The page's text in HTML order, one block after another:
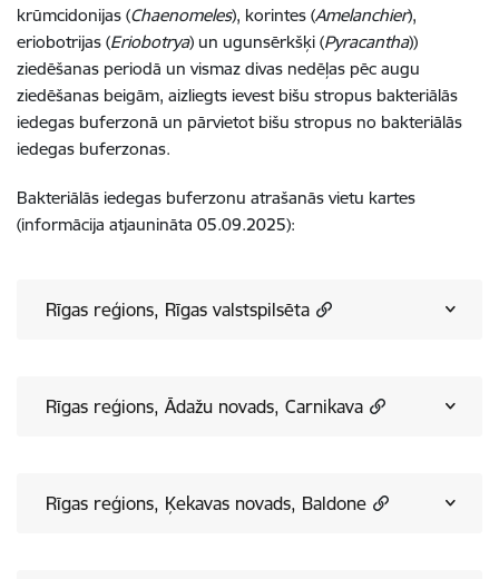
krūmcidonijas (Chaenomeles), korintes (Amelanchier),
eriobotrijas (Eriobotrya) un ugunsērkšķi (Pyracantha))
ziedēšanas periodā un vismaz divas nedēļas pēc augu
ziedēšanas beigām, aizliegts ievest bišu stropus bakteriālās
iedegas buferzonā un pārvietot bišu stropus no bakteriālās
iedegas buferzonas.
Bakteriālās iedegas buferzonu atrašanās vietu kartes
(informācija atjaunināta 05.09.2025):
Rīgas reģions, Rīgas valstspilsēta
Rīgas reģions, Ādažu novads, Carnikava
Rīgas reģions, Ķekavas novads, Baldone